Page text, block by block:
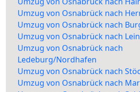
Umzug von Osnabrück nach
Umzug von Osnabrück nach
Umzug von Osnabrück nach
Umzug von Osnabrück nach
Ledeburg/Nordhafen
Umzug von Osnabrück nach
Umzug von Osnabrück nach